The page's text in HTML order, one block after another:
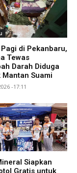
di Pekanbaru,
Tewas
Darah Diduga
Mantan Suami
-17:11
Siapkan
Gratis untuk